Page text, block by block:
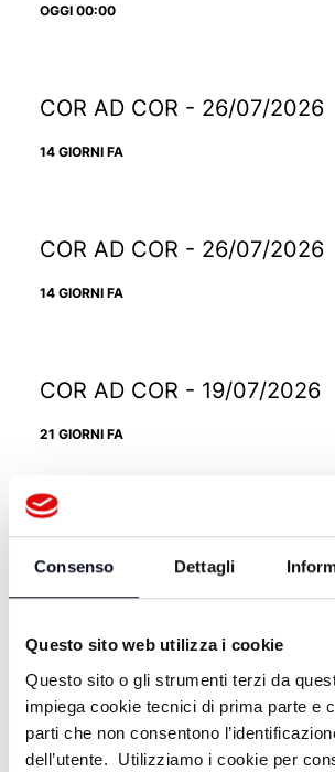
Consenso Dettagli
Questo sito web utilizza i cookie
Questo sito o gli strumenti terzi da
impiega cookie tecnici di prima parte e
parti che non consentono
dell’utente. Utilizziamo i cookie per
OGGI 00:00
COR AD COR - 26/07/2026
14 GIORNI FA
COR AD COR - 26/07/2026
14 GIORNI FA
COR AD COR - 19/07/2026
21 GIORNI FA
COR AD COR - 12/07/2026
28 GIORNI FA
COR AD COR - 05/07/2026
1 MESE FA